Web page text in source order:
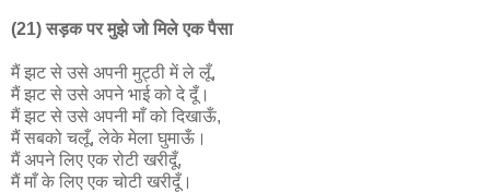
(21) सड़क पर मुझे जो मिले एक पैसा
मैं झट से उसे अपनी मुट्ठी में ले लूँ,
मैं झट से उसे अपने भाई को दे दूँ।
मैं झट से उसे अपनी माँ को दिखाऊँ,
मैं सबको चलूँ, लेके मेला घुमाऊँ।
मैं अपने लिए एक रोटी खरीदूँ,
मैं माँ के लिए एक चोटी खरीदूँ।